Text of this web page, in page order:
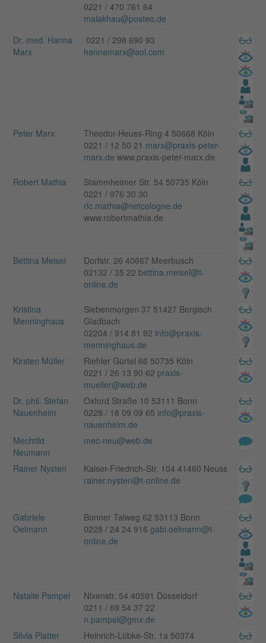
0221 / 470 761 64
malakhau@posteo.de
Dr. med. Hanna
Marx
0221 / 298 690 93
hannamarx@aol.com
Peter Marx
Theodor-Heuss-Ring 4 50668 Köln
0221 / 12 50 21 marx@praxis-peter-
marx.de www.praxis-peter-marx.de
Robert Mathia
Stammheimer Str. 54 50735 Köln
0221 / 976 30 30
rlc.mathia@netcologne.de
www.robertmathia.de
Bettina Meisel
Dorfstr. 26 40667 Meerbusch
02132 / 35 22 bettina.meisel@t-
online.de
Kristina
Menninghaus
Siebenmorgen 37 51427 Bergisch
Gladbach
02204 / 914 81 92 info@praxis-
menninghaus.de
Kirsten Müller
Riehler Gürtel 66 50735 Köln
0221 / 26 13 90 62 praxis-
mueller@web.de
Dr. phil. Stefan
Nauenheim
Oxford Straße 10 53111 Bonn
0228 / 18 09 09 65 info@praxis-
nauenheim.de
Mechtild
Neumann
mec-neu@web.de
Rainer Nysten
Kaiser-Friedrich-Str. 104 41460 Neuss
rainer.nysten@t-online.de
Gabriele
Oelmann
Bonner Talweg 62 53113 Bonn
0228 / 24 24 916 gabi.oelmann@t-
online.de
Natalie Pampel
Nixenstr. 54 40591 Düsseldorf
0211 / 69 54 37 22
n.pampel@gmx.de
Silvia Platter
Heinrich-Lübke-Str. 1a 50374